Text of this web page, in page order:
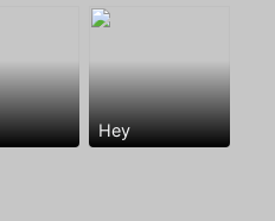
Hey